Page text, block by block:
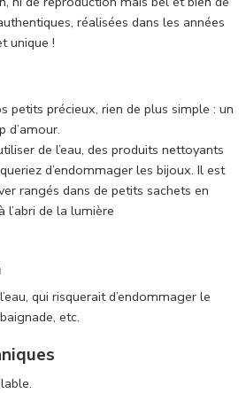
réalisées dans les années
unique !
petits précieux, rien de plus simple : un
d’amour.
de l’eau, des produits nettoyants
d’endommager les bijoux. Il est
rangés dans de petits sachets en
l’abri de la lumière
qui risquerait d’endommager le
etc.